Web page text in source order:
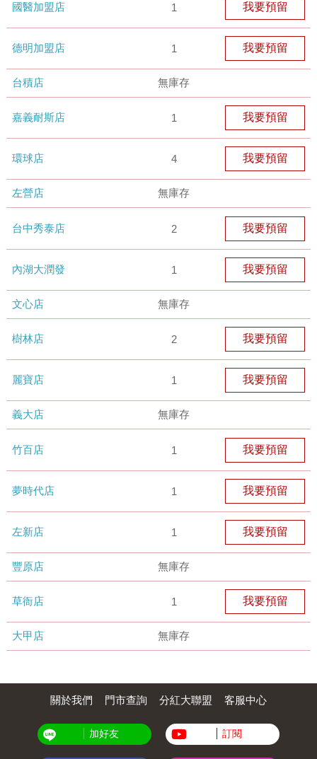
國醫加盟店 1 我要預留
德明加盟店 1 我要預留
台積店 無庫存
嘉義耐斯店 1 我要預留
環球店 4 我要預留
左營店 無庫存
台中秀泰店 2 我要預留
內湖大潤發 1 我要預留
文心店 無庫存
樹林店 2 我要預留
麗寶店 1 我要預留
義大店 無庫存
竹百店 1 我要預留
夢時代店 1 我要預留
左新店 1 我要預留
豐原店 無庫存
草衙店 1 我要預留
大甲店 無庫存
關於我們 門市查詢 分紅大聯盟 客服中心
加好友 訂閱